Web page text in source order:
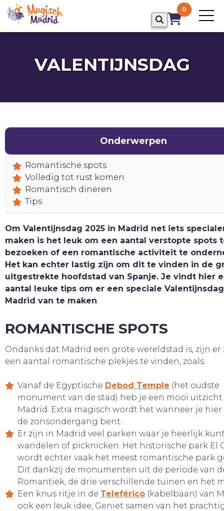
0
HOME
VALENTIJNSDAG
Onderwerpen
Romantische spots
Volledig tot rust komen
Romantisch dineren
Tips
Om Valentijnsdag 2025 in Madrid net iets
maken is het leuk om een aantal verstopte spots
bezoeken of een romantische activiteit te
Het kan echter lastig zijn om dit te vinden in de
uitgestrekte hoofdstad van Spanje. Je vindt hier
aantal leuke tips om er een speciale
Madrid van te maken.
ROMANTISCHE SPOTS
Ondanks dat Madrid een grote wereldstad is, zijn er
een aantal romantische plekjes te vinden, zoals:
Vanaf de Egyptische Debod Temple (het oudste
monument van de stad) heb je een mooi uitzicht
Madrid. Extra magisch wordt het wanneer je
de zonsondergang bent.
Er zijn in Madrid veel parken waar je heerlijk
wandelen of picknicken. Het historische park El
wordt echter vaak het meest romantische park
Dit dankzij de monumenten uit de periode van
Romantiek, de drie verschillende tuinen en het
Een knus ritje in de Teleférico (kabelbaan) van
ook een leuk idee, Geniet samen van het